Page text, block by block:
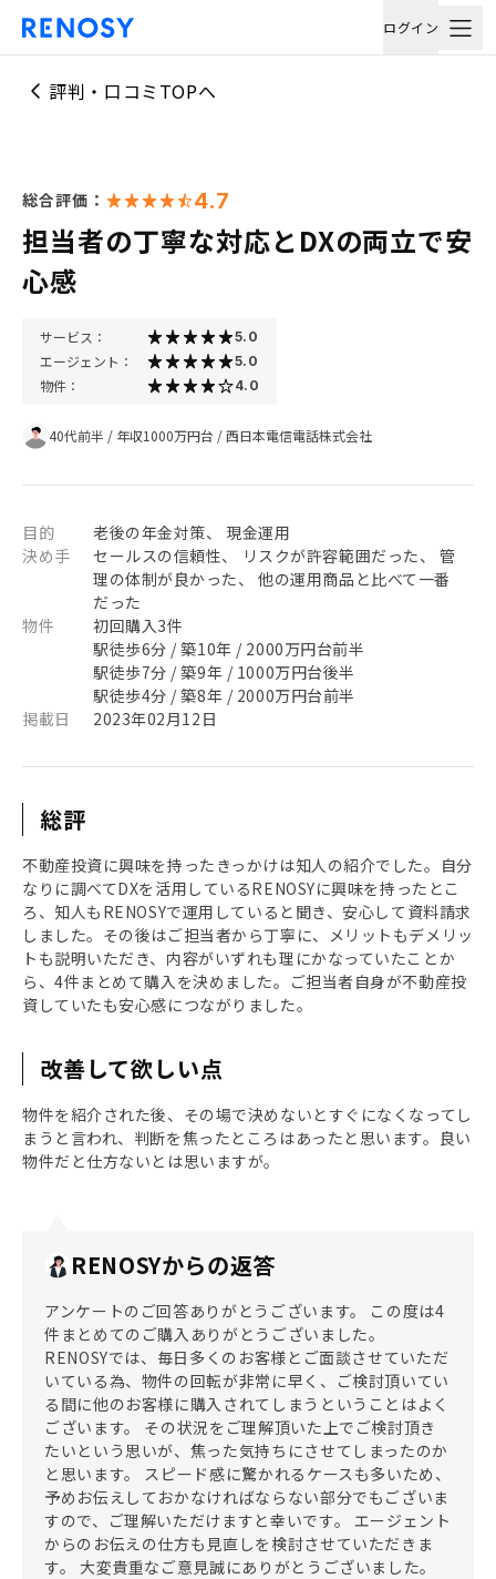
ログイン
評判・口コミTOPへ
総合評価： 4.7
担当者の丁寧な対応とDXの両立で安
心感
サービス： 5.0
エージェント： 5.0
物件： 4.0
40代前半 / 年収1000万円台 /西日本電信電話株式会社
目的
老後の年金対策、 現金運用
決め手
セールスの信頼性、 リスクが許容範囲だった、 管
理の体制が良かった、 他の運用商品と比べて一番
だった
物件
初回購入3件
駅徒歩6分 / 築10年 / 2000万円台前半
駅徒歩7分 / 築9年 / 1000万円台後半
駅徒歩4分 / 築8年 / 2000万円台前半
掲載日
2023年02月12日
総評
不動産投資に興味を持ったきっかけは知人の紹介でした。自分
なりに調べてDXを活用しているRENOSYに興味を持ったとこ
ろ、知人もRENOSYで運用していると聞き、安心して資料請求
しました。その後はご担当者から丁寧に、メリットもデメリッ
トも説明いただき、内容がいずれも理にかなっていたことか
ら、4件まとめて購入を決めました。ご担当者自身が不動産投
資していたも安心感につながりました。
改善して欲しい点
物件を紹介された後、その場で決めないとすぐになくなってし
まうと言われ、判断を焦ったところはあったと思います。良い
物件だと仕方ないとは思いますが。
RENOSYからの返答
アンケートのご回答ありがとうございます。 この度は4
件まとめてのご購入ありがとうございました。
RENOSYでは、毎日多くのお客様とご面談させていただ
いている為、物件の回転が非常に早く、ご検討頂いてい
る間に他のお客様に購入されてしまうということはよく
ございます。 その状況をご理解頂いた上でご検討頂き
たいという思いが、焦った気持ちにさせてしまったのか
と思います。 スピード感に驚かれるケースも多いため、
予めお伝えしておかなければならない部分でもございま
すので、ご理解いただけますと幸いです。 エージェント
からのお伝えの仕方も見直しを検討させていただきま
す。 大変貴重なご意見誠にありがとうございました。